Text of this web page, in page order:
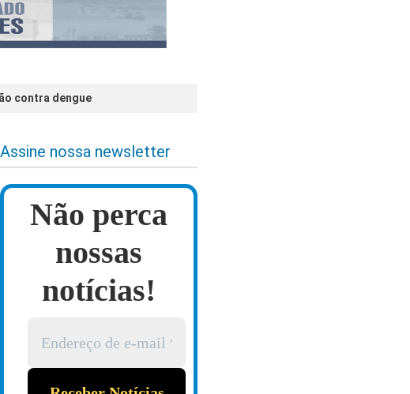
contra dengue
Assine nossa newsletter
Não perca
nossas
notícias!